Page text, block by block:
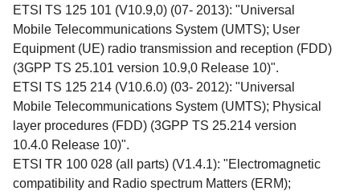
ETSI TS 125 101 (V10.9,0) (07- 2013): "Universal
Mobile Telecommunications System (UMTS); User
Equipment (UE) radio transmission and reception (FDD)
(3GPP TS 25.101 version 10.9,0 Release 10)".
ETSI TS 125 214 (V10.6.0) (03- 2012): "Universal
Mobile Telecommunications System (UMTS); Physical
layer procedures (FDD) (3GPP TS 25.214 version
10.4.0 Release 10)".
ETSI TR 100 028 (all parts) (V1.4.1): "Electromagnetic
compatibility and Radio spectrum Matters (ERM);